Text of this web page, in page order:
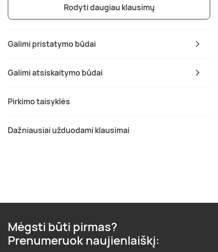
Galimi pristatymo būdai
Galimi atsiskaitymo būdai
Pirkimo taisyklės
Dažniausiai užduodami klausimai
Rodyti daugiau klausimų
Mėgsti būti pirmas?
Prenumeruok naujienlaiškį: